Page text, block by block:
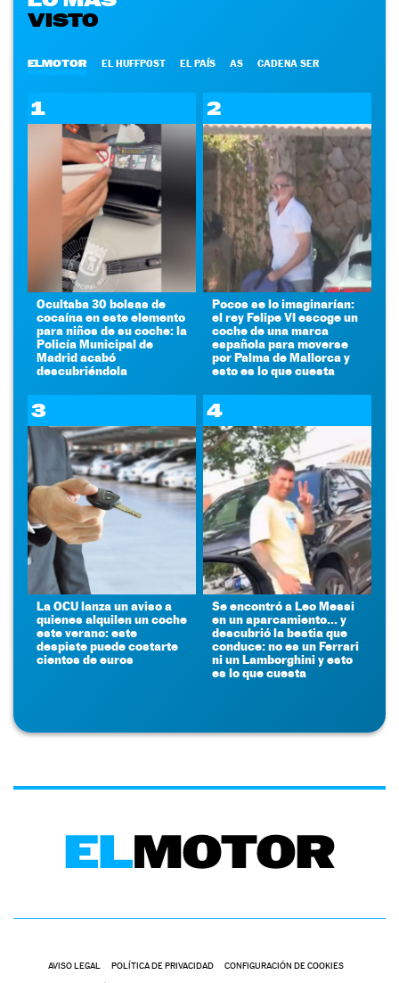
VISTO
ELMOTOR EL HUFFPOST EL PAÍS AS CADENA SER
1
Ocultaba 30 bolsas de
cocaína en este elemento
para niños de su coche: la
Policía Municipal de
Madrid acabó
descubriéndola
2
Pocos se lo imaginarían:
el rey Felipe VI escoge un
coche de una marca
española para moverse
por Palma de Mallorca y
esto es lo que cuesta
3
La OCU lanza un aviso a
quienes alquilen un coche
este verano: este
despiste puede costarte
cientos de euros
4
Se encontró a Leo Messi
en un aparcamiento... y
descubrió la bestia que
conduce: no es un Ferrari
ni un Lamborghini y esto
es lo que cuesta
AVISO LEGAL POLÍTICA DE PRIVACIDAD CONFIGURACIÓN DE COOKIES